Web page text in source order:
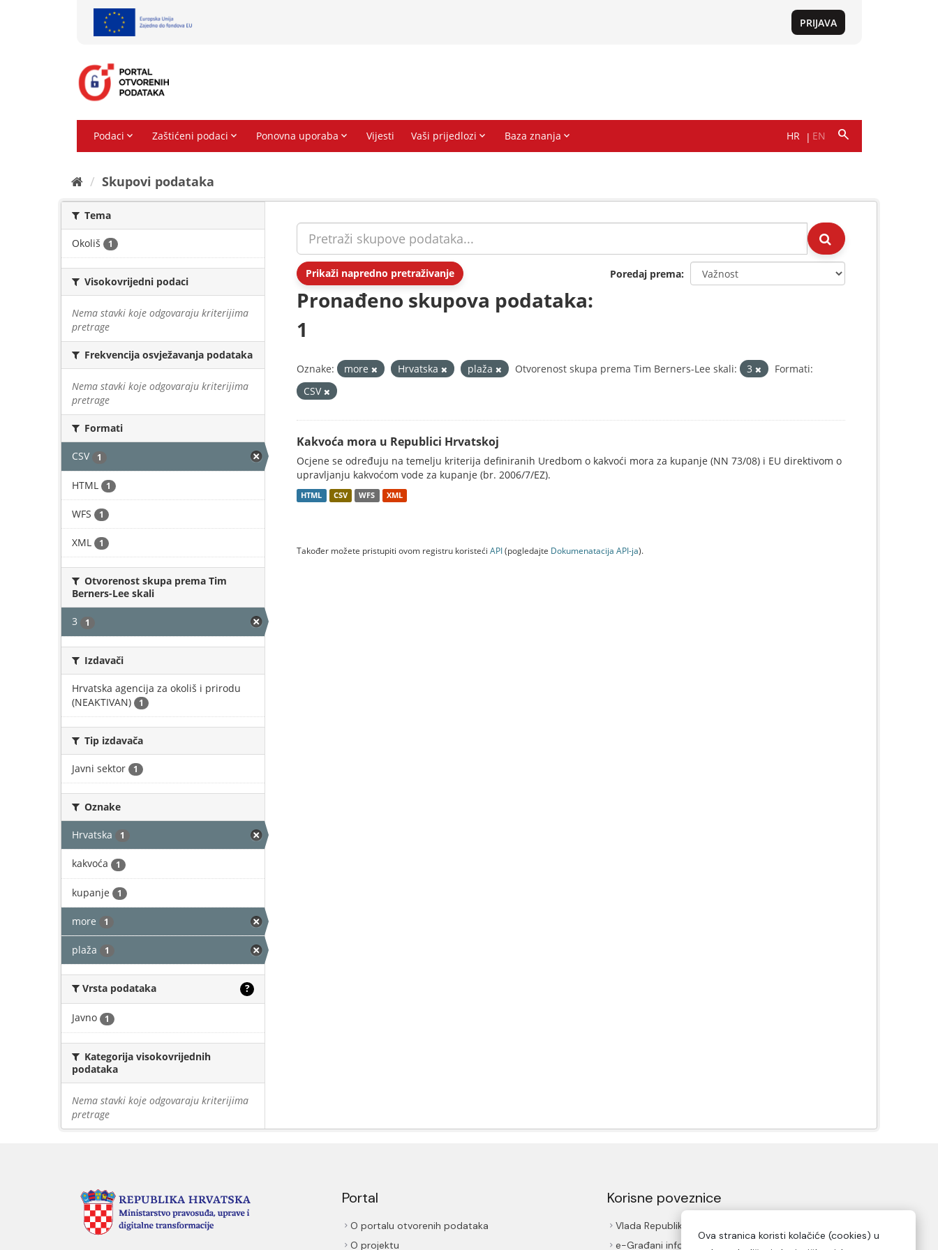
Skupovi podаtаkа
Tema
Okoliš 1
Visokovrijedni podaci
Nema stavki koje odgovaraju kriterijima
pretrage
Frekvencija osvježavanja podataka
Nema stavki koje odgovaraju kriterijima
pretrage
Formati
CSV 1
HTML 1
WFS 1
XML 1
Otvorenost skupa prema Tim
Berners-Lee skali
3 1
Izdavači
Hrvatska agencija za okoliš i prirodu
(NEAKTIVAN)
1
Tip izdavača
Javni sektor 1
Oznake
Hrvatska 1
kakvoća 1
kupanje 1
more 1
plaža 1
Vrsta podataka ?
Javno 1
Kategorija visokovrijednih
podataka
Nema stavki koje odgovaraju kriterijima
pretrage
Prikaži napredno pretraživanje Poredaj prema
Pronađeno skupova podataka:
1
Oznake: more Hrvatska plaža Otvorenost skupa prema Tim Berners-Lee skali: 3
Formati:
CSV
Kakvoća mora u Republici Hrvatskoj
Ocjene se određuju na temelju kriterija definiranih Uredbom o kakvoći mora za kupanje (NN 73/08) i EU direktivom o
upravljanju kakvoćom vode za kupanje (br. 2006/7/EZ).
HTML CSV WFS XML
Također možete pristupiti ovom registru koristeći API(pogledajte Dokumenаtаcijа API-jа).